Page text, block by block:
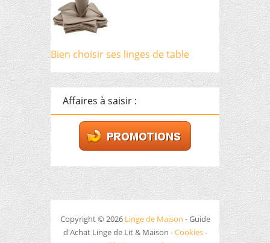
Bien choisir ses linges de table
Affaires à saisir :
Copyright © 2026 Linge de Maison - Guide
d'Achat Linge de Lit & Maison -Cookies-